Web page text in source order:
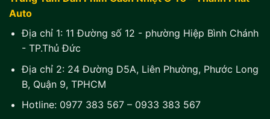
Auto
Địa chỉ 1: 11 Đường số 12 - phường Hiệp Bình Chánh
- TP.Thủ Đức
Địa chỉ 2: 24 Đường D5A, Liên Phường, Phước Long
B, Quận 9, TPHCM
Hotline: 0977 383 567– 0933 383 567